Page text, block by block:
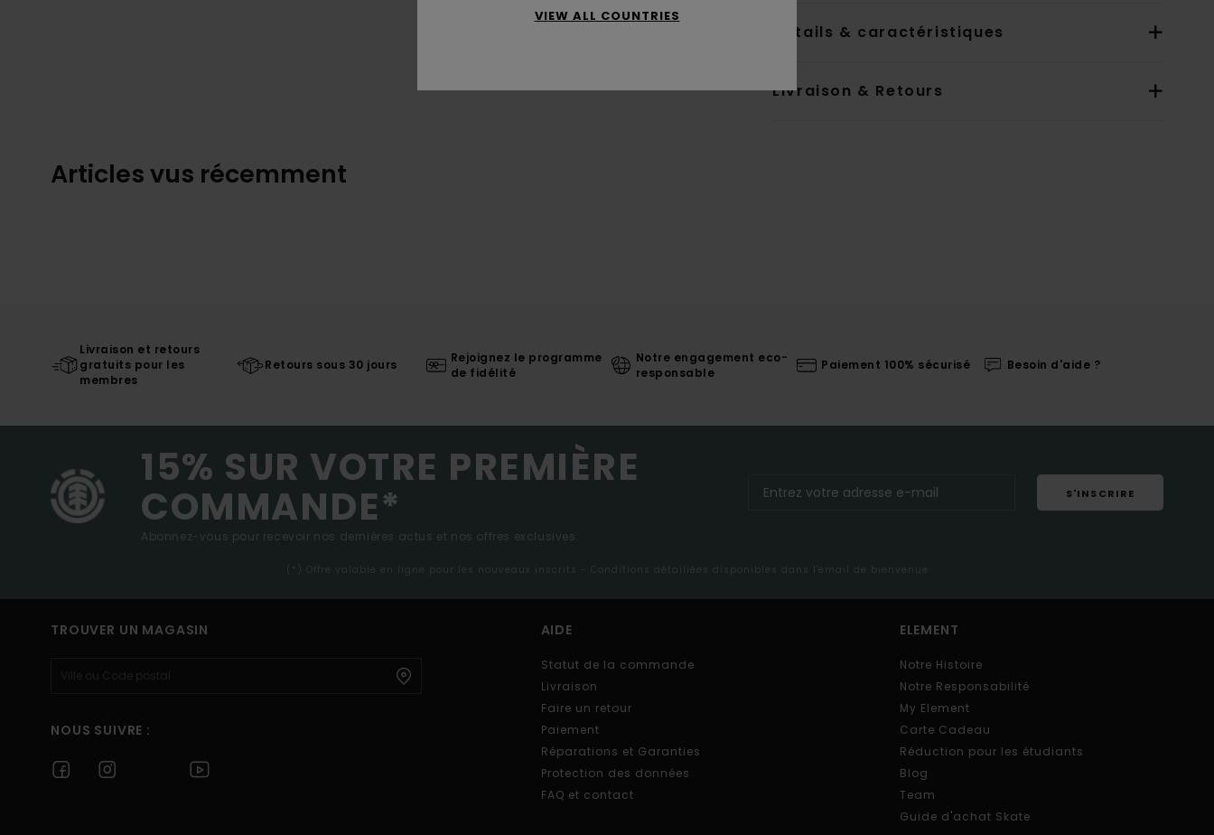
Details & caractéristiques
Livraison & Retours
Articles vus récemment
Livraison et retours
gratuits pour les
membres
Retours sous 30 jours
Rejoignez le programme
de fidélité
Notre engagement eco-
responsable
Paiement 100% sécurisé Besoin d'aide ?
15% SUR VOTRE PREMIÈRE
COMMANDE*
Abonnez-vous pour recevoir nos dernières actus et nos offres exclusives.
S'INSCRIRE
(*) Offre valable en ligne pour les nouveaux inscrits - Conditions détaillées disponibles dans l'email de bienvenue
TROUVER UN MAGASIN
NOUS SUIVRE :
AIDE
Statut de la commande
Livraison
Faire un retour
Paiement
Réparations et Garanties
Protection des données
FAQ et contact
ELEMENT
Notre Histoire
Notre Responsabilité
My Element
Carte Cadeau
Réduction pour les étudiants
Blog
Team
Guide d'achat Skate
VIEW ALL COUNTRIES